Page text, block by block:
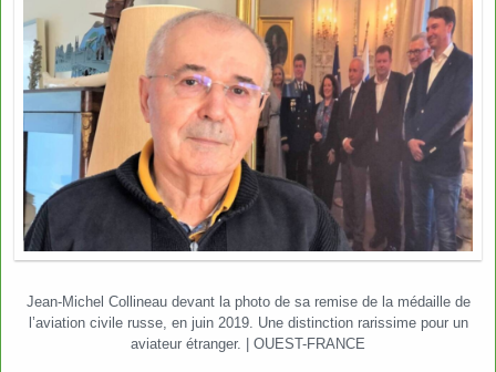
Jean-Michel Collineau devant la photo de sa remise de la médaille de
l’aviation civile russe, en juin 2019. Une distinction rarissime pour un
aviateur étranger. | OUEST-FRANCE